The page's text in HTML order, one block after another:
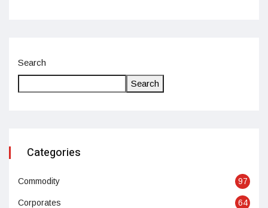
Search
Search
Categories
Commodity 97
Corporates 64